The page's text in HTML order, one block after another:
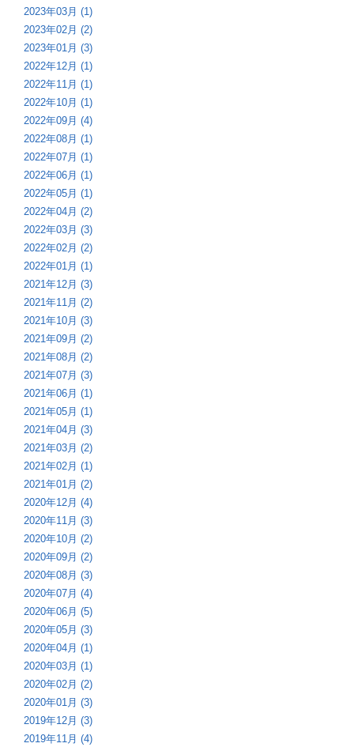
2023年03月 (1)
2023年02月 (2)
2023年01月 (3)
2022年12月 (1)
2022年11月 (1)
2022年10月 (1)
2022年09月 (4)
2022年08月 (1)
2022年07月 (1)
2022年06月 (1)
2022年05月 (1)
2022年04月 (2)
2022年03月 (3)
2022年02月 (2)
2022年01月 (1)
2021年12月 (3)
2021年11月 (2)
2021年10月 (3)
2021年09月 (2)
2021年08月 (2)
2021年07月 (3)
2021年06月 (1)
2021年05月 (1)
2021年04月 (3)
2021年03月 (2)
2021年02月 (1)
2021年01月 (2)
2020年12月 (4)
2020年11月 (3)
2020年10月 (2)
2020年09月 (2)
2020年08月 (3)
2020年07月 (4)
2020年06月 (5)
2020年05月 (3)
2020年04月 (1)
2020年03月 (1)
2020年02月 (2)
2020年01月 (3)
2019年12月 (3)
2019年11月 (4)